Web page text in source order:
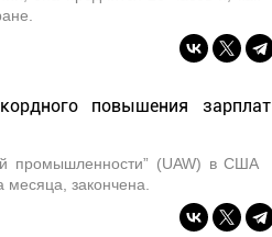
повышения зарплат
промышленности” (UAW) в США
месяца, закончена.